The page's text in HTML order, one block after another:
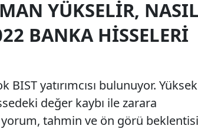
YÜKSELIR,
BANKA HISSELERI
yatırımcısı bulunuyor. Yüksek
değer kaybı ile zarara
yorum, tahmin ve ön görü beklentisi